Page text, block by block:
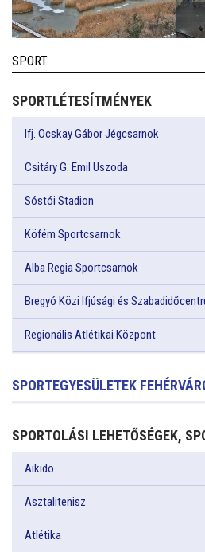
SPORT
SPORTLÉTESÍTMÉNYEK
Ifj. Ocskay Gábor Jégcsarnok
Csitáry G. Emil Uszoda
Sóstói Stadion
Köfém Sportcsarnok
Alba Regia Sportcsarnok
Bregyó Közi Ifjúsági és
Regionális Atlétikai Központ
SPORTEGYESÜLETEK
SPORTOLÁSI LEHETŐSÉGEK,
Aikido
Asztalitenisz
Atlétika